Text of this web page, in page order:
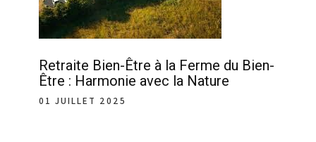
Retraite Bien-Être à la Ferme du Bien-
Être : Harmonie avec la Nature
01 JUILLET 2025